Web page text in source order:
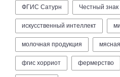
ФГИС Сатурн Честный знак
искусственный интеллект
молочная продукция
фгис хорриот фермерство